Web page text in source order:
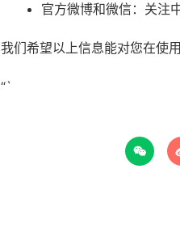
官方微博和微信：关注
我们希望以上信息能对您在使
“`
